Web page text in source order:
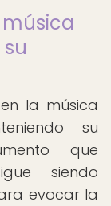
la música
su
que
siendo
evocar la